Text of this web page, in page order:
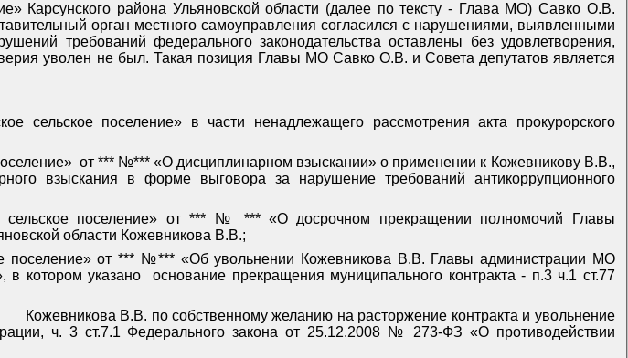
Карсунского района Ульяновской области (далее по тексту - Глава МО) Савко О.В.
орган местного самоуправления согласился с нарушениями, выявленными
требований федерального законодательства оставлены без удовлетворения,
уволен не был. Такая позиция Главы МО Савко О.В. и Совета депутатов является
сельское поселение» в части ненадлежащего рассмотрения акта прокурорского
от *** №*** «О дисциплинарном взыскании» о применении к Кожевникову В.В.,
взыскания в форме выговора за нарушение требований антикоррупционного
сельское поселение» от *** № *** «О досрочном прекращении полномочий Главы
области Кожевникова В.В.;
поселение» от *** №*** «Об увольнении Кожевникова В.В. Главы администрации МО
в котором указано
основание прекращения муниципального контракта - п.3 ч.1 ст.77
Кожевникова В.В. по собственному желанию на расторжение контракта и увольнение
ч. 3 ст.7.1 Федерального закона от 25.12.2008 № 273-ФЗ «О противодействии